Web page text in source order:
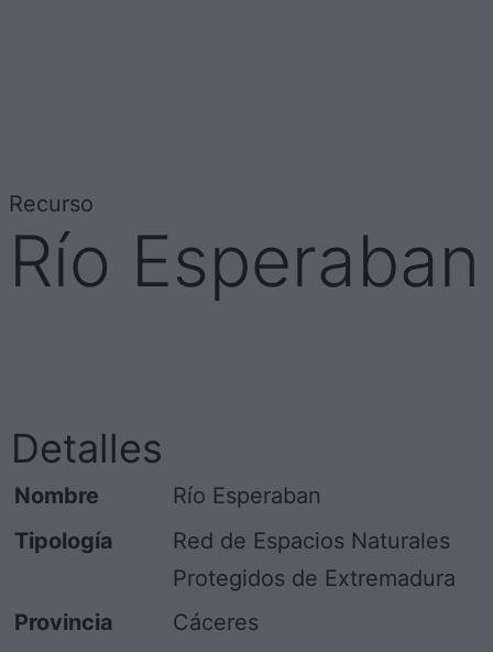
Recurso
Río Esperaban
Detalles
Nombre
Río Esperaban
Tipología
Red de Espacios Naturales
Protegidos de Extremadura
Provincia
Cáceres